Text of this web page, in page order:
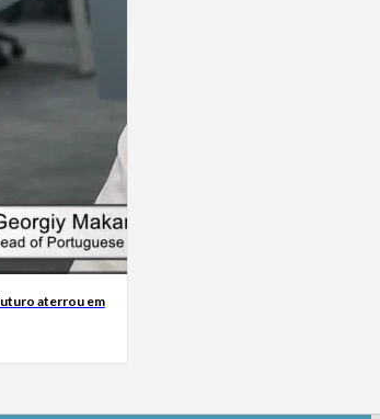
aterrou em